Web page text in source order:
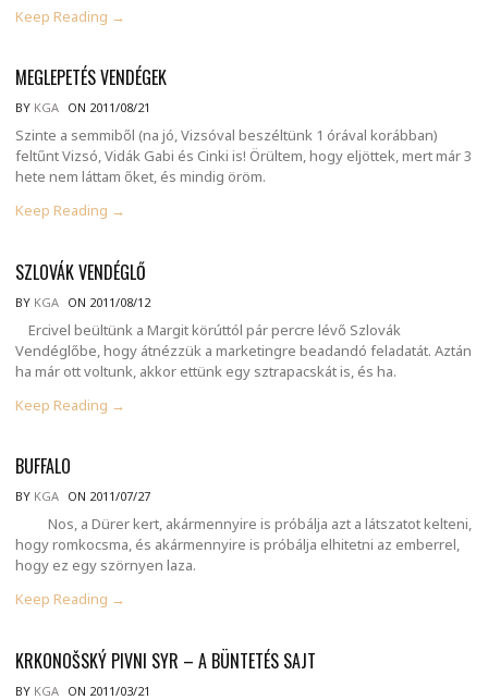
Keep Reading →
MEGLEPETÉS VENDÉGEK
BY KGA ON 2011/08/21
Szinte a semmiből (na jó, Vizsóval beszéltünk 1 órával korábban)
feltűnt Vizsó, Vidák Gabi és Cinki is! Örültem, hogy eljöttek, mert már 3
hete nem láttam őket, és mindig öröm.
Keep Reading →
SZLOVÁK VENDÉGLŐ
BY KGA ON 2011/08/12
Ercivel beültünk a Margit körúttól pár percre lévő Szlovák
Vendéglőbe, hogy átnézzük a marketingre beadandó feladatát. Aztán
ha már ott voltunk, akkor ettünk egy sztrapacskát is, és ha.
Keep Reading →
BUFFALO
BY KGA ON 2011/07/27
Nos, a Dürer kert, akármennyire is próbálja azt a látszatot kelteni,
hogy romkocsma, és akármennyire is próbálja elhitetni az emberrel,
hogy ez egy szörnyen laza.
Keep Reading →
KRKONOŠSKÝ PIVNI SYR – A BÜNTETÉS SAJT
BY KGA ON 2011/03/21